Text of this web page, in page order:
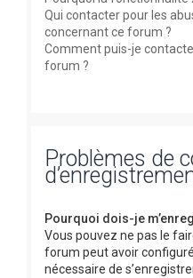
Qui contacter pour les
concernant ce forum ?
Comment puis-je
forum ?
Problèmes de
Pourquoi dois-je
Vous pouvez ne pas le
forum peut avoir
nécessaire de